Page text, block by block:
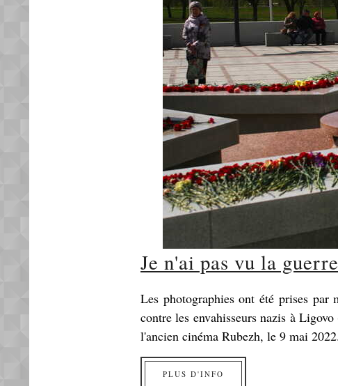
Je n'ai pas vu la guerre
Les photographies ont été prises par
contre les envahisseurs nazis à
l'ancien cinéma Rubezh, le 9 mai 2022.
PLUS D'INFO